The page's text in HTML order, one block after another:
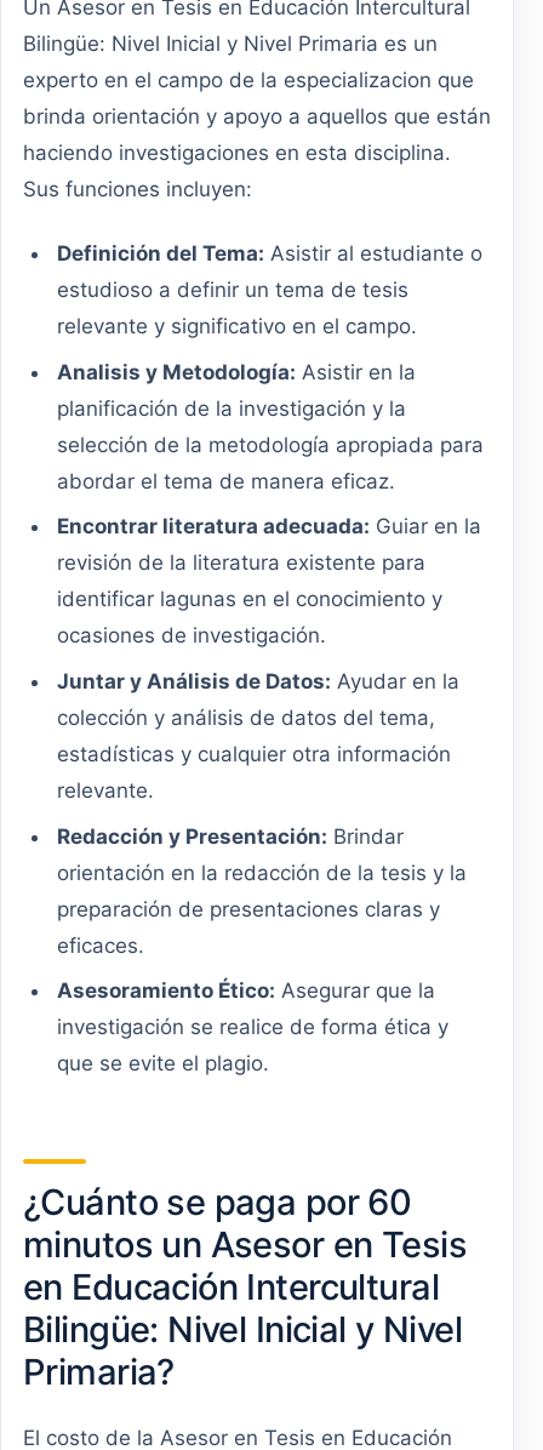
Un Asesor en Tesis en Educación Intercultural
Bilingüe: Nivel Inicial y Nivel Primaria es un
experto en el campo de la especializacion que
brinda orientación y apoyo a aquellos que están
haciendo investigaciones en esta disciplina.
Sus funciones incluyen:
Definición del Tema: Asistir al estudiante o
estudioso a definir un tema de tesis
relevante y significativo en el campo.
Analisis y Metodología: Asistir en la
planificación de la investigación y la
selección de la metodología apropiada para
abordar el tema de manera eficaz.
Encontrar literatura adecuada: Guiar en la
revisión de la literatura existente para
identificar lagunas en el conocimiento y
ocasiones de investigación.
Juntar y Análisis de Datos: Ayudar en la
colección y análisis de datos del tema,
estadísticas y cualquier otra información
relevante.
Redacción y Presentación: Brindar
orientación en la redacción de la tesis y la
preparación de presentaciones claras y
eficaces.
Asesoramiento Ético: Asegurar que la
investigación se realice de forma ética y
que se evite el plagio.
¿Cuánto se paga por 60
minutos un Asesor en Tesis
en Educación Intercultural
Bilingüe: Nivel Inicial y Nivel
Primaria?
El costo de la Asesor en Tesis en Educación